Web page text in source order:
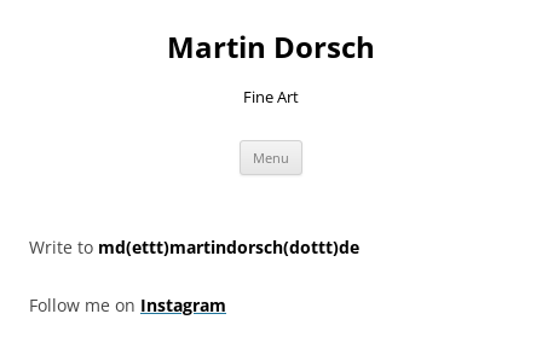
Martin Dorsch
Fine Art
Menu
Write to md(ettt)martindorsch(dottt)de
Follow me on Instagram